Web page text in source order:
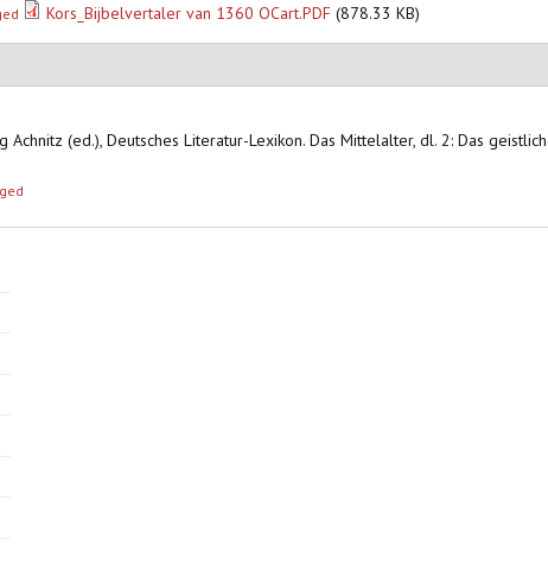
Kors_Bijbelvertaler van 1360 OCart.PDF (878.33 KB)
Achnitz (ed.), Deutsches Literatur-Lexikon. Das Mittelalter, dl. 2: Das